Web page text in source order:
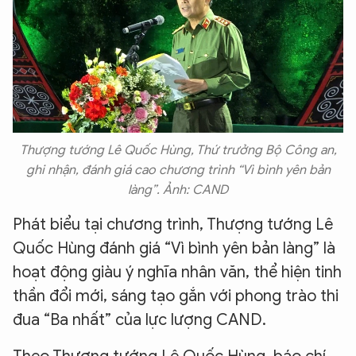
Thượng tướng Lê Quốc Hùng, Thứ trưởng Bộ Công an,
ghi nhận, đánh giá cao chương trình “Vì bình yên bản
làng”. Ảnh: CAND
Phát biểu tại chương trình, Thượng tướng Lê
Quốc Hùng đánh giá “Vì bình yên bản làng” là
hoạt động giàu ý nghĩa nhân văn, thể hiện tinh
thần đổi mới, sáng tạo gắn với phong trào thi
đua “Ba nhất” của lực lượng CAND.